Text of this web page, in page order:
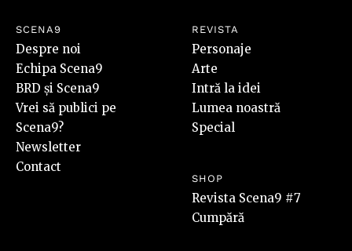
SCENA9
Despre noi
Echipa Scena9
BRD și Scena9
Vrei să publici pe
Scena9?
Newsletter
Contact
REVISTA
Personaje
Arte
Intră la idei
Lumea noastră
Special
SHOP
Revista Scena9 #7
Cumpără